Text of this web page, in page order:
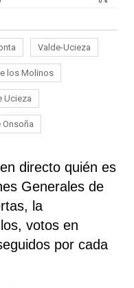
Valde-Ucieza
los Molinos
Ucieza
Onsoña
directo quién es
Generales de
la
votos en
por cada